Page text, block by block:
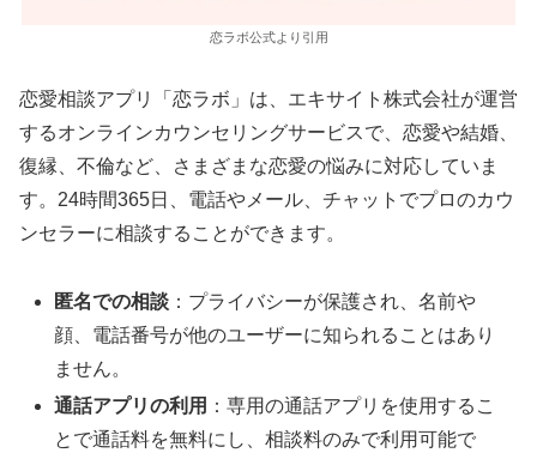
恋ラボ公式より引用
恋愛相談アプリ「恋ラボ」は、エキサイト株式会社が運営
するオンラインカウンセリングサービスで、恋愛や結婚、
復縁、不倫など、さまざまな恋愛の悩みに対応していま
す。24時間365日、電話やメール、チャットでプロのカウ
ンセラーに相談することができます。
匿名での相談 ：プライバシーが保護され、名前や
顔、電話番号が他のユーザーに知られることはあり
ません。
通話アプリの利用 ：専用の通話アプリを使用するこ
とで通話料を無料にし、相談料のみで利用可能で